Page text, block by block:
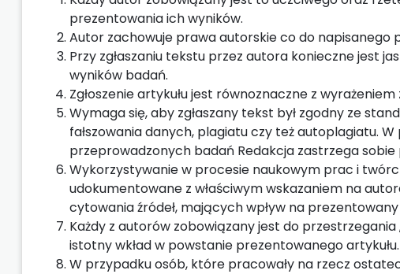
prezentowania ich wyników.
Autor zachowuje prawa autorskie co do napisanego
Przy zgłaszaniu tekstu przez autora konieczne jest
wyników badań.
Zgłoszenie artykułu jest równoznaczne z
Wymaga się, aby zgłaszany tekst był zgodny ze
fałszowania danych, plagiatu czy też autoplagiatu.
przeprowadzonych badań Redakcja zastrzega
Wykorzystywanie w procesie naukowym prac i
udokumentowane z właściwym wskazaniem na
cytowania źródeł, mających wpływ na
Każdy z autorów zobowiązany jest do
istotny wkład w powstanie prezentowanego artykułu.
W przypadku osób, które pracowały na rzecz